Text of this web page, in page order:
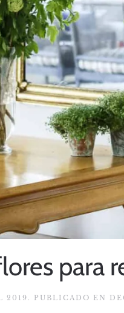
para
2019 . PUBLICADO EN